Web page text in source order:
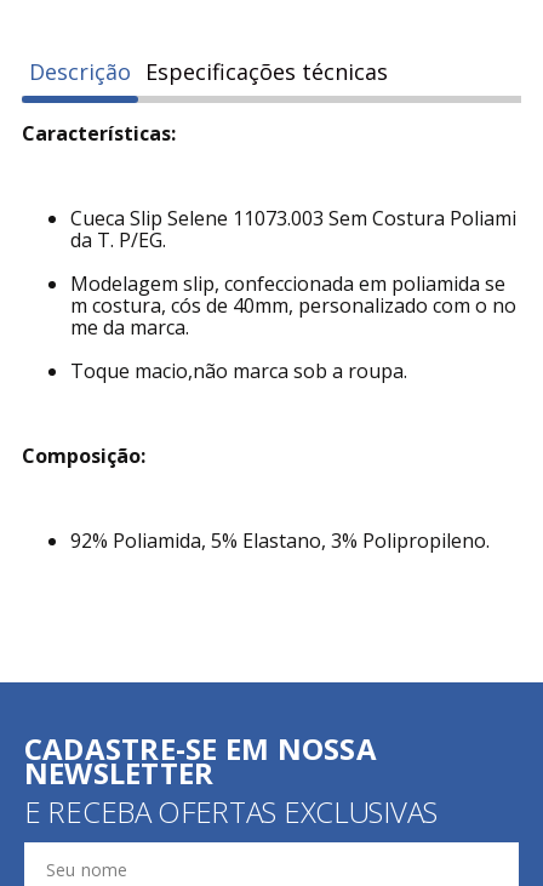
Descrição Especificações técnicas
Características:
Cueca Slip Selene 11073.003 Sem Costura Poliami
da T. P/EG.
Modelagem slip, confeccionada em poliamida se
m costura, cós de 40mm, personalizado com o no
me da marca.
Toque macio,não marca sob a roupa.
Composição:
92% Poliamida, 5% Elastano, 3% Polipropileno.
CADASTRE-SE EM NOSSA
NEWSLETTER
E RECEBA OFERTAS EXCLUSIVAS